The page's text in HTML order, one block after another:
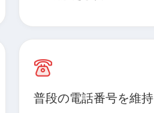
普段の電話番号を維持